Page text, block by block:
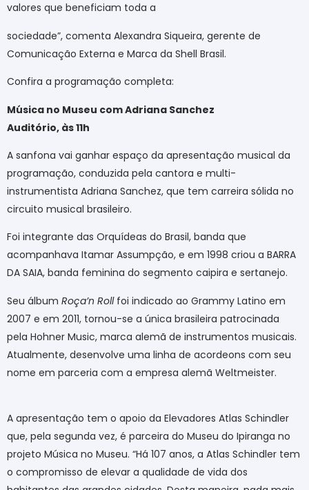
valores que beneficiam toda a
sociedade”, comenta Alexandra Siqueira, gerente de
Comunicação Externa e Marca da Shell Brasil.
Confira a programação completa:
Música no Museu com Adriana Sanchez
Auditório, às 11h
A sanfona vai ganhar espaço da apresentação musical da
programação, conduzida pela cantora e multi-
instrumentista Adriana Sanchez, que tem carreira sólida no
circuito musical brasileiro.
Foi integrante das Orquídeas do Brasil, banda que
acompanhava Itamar Assumpção, e em 1998 criou a BARRA
DA SAIA, banda feminina do segmento caipira e sertanejo.
Seu álbum Roça’n Rollfoi indicado ao Grammy Latino em
2007 e em 2011, tornou-se a única brasileira patrocinada
pela Hohner Music, marca alemã de instrumentos musicais.
Atualmente, desenvolve uma linha de acordeons com seu
nome em parceria com a empresa alemã Weltmeister.
A apresentação tem o apoio da Elevadores Atlas Schindler
que, pela segunda vez, é parceira do Museu do Ipiranga no
projeto Música no Museu. “Há 107 anos, a Atlas Schindler tem
o compromisso de elevar a qualidade de vida dos